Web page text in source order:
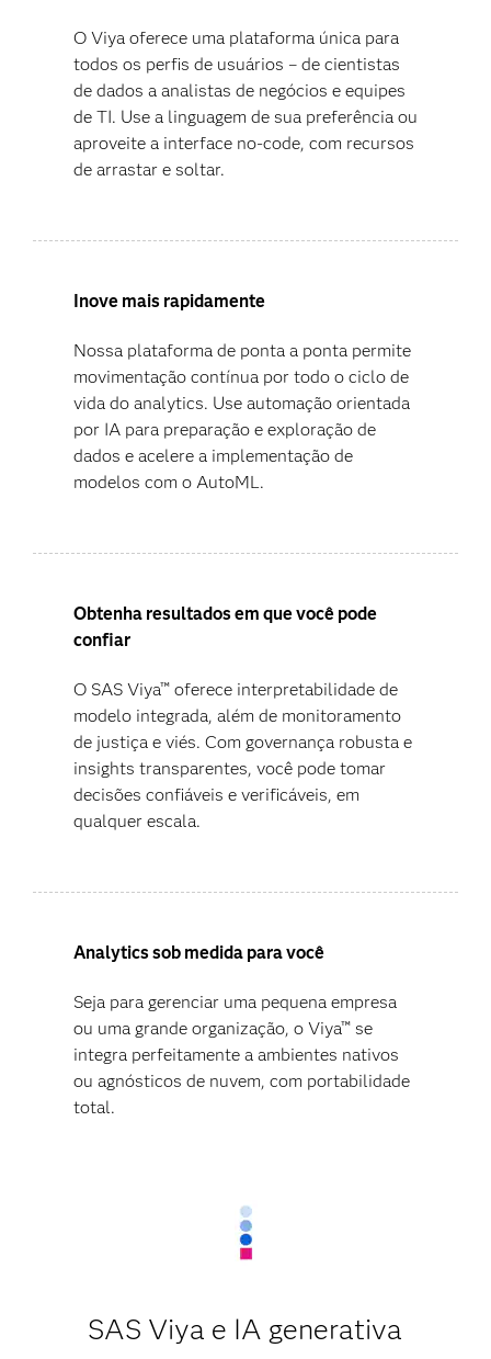
O Viya oferece uma plataforma única para
todos os perfis de usuários – de cientistas
de dados a analistas de negócios e equipes
de TI. Use a linguagem de sua preferência ou
aproveite a interface no-code, com recursos
de arrastar e soltar.
Inove mais rapidamente
Nossa plataforma de ponta a ponta permite
movimentação contínua por todo o ciclo de
vida do analytics. Use automação orientada
por IA para preparação e exploração de
dados e acelere a implementação de
modelos com o AutoML.
Obtenha resultados em que você pode
confiar
O SAS Viya™ oferece interpretabilidade de
modelo integrada, além de monitoramento
de justiça e viés. Com governança robusta e
insights transparentes, você pode tomar
decisões confiáveis e verificáveis, em
qualquer escala.
Analytics sob medida para você
Seja para gerenciar uma pequena empresa
ou uma grande organização, o Viya™ se
integra perfeitamente a ambientes nativos
ou agnósticos de nuvem, com portabilidade
total.
SAS Viya e IA generativa